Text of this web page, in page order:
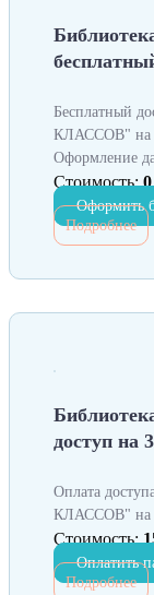
Бесплатный
КЛАССОВ" на
Оформление
Стоимость:
Оформить
Подробнее
доступ на
Оплата
КЛАССОВ" на
Стоимость:
Оплатить
Подробнее